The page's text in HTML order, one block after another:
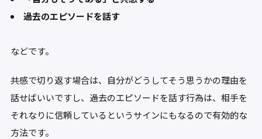
過去のエピソードを話す
などです。
共感で切り返す場合は、自分がどうしてそう思うかの理由を
話せばいいですし、過去のエピソードを話す行為は、相手を
それなりに信頼しているというサインにもなるので有効的な
方法です。